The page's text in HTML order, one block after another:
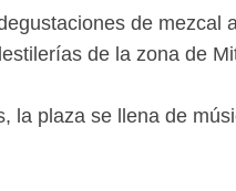
de mezcal
de la zona de
la plaza se llena de